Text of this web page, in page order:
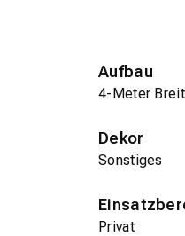
Aufbau
4-Meter
Dekor
Sonstiges
Privat